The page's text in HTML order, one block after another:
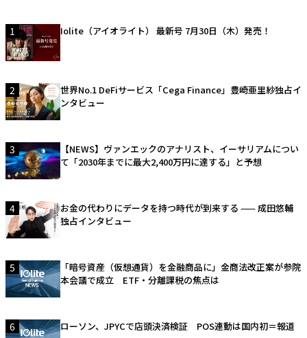
1 Iolite（アイオライト） 最新号 7月30日（木）発売！
2
世界No.1 DeFiサービス「Cega Finance」豊崎亜里紗独占イ
ンタビュー
3
【NEWS】ヴァンエックのアナリスト、イーサリアムについ
て「2030年までに最大2,400万円に達する」と予想
4
お金の代わりにデータを持つ時代が到来する —— 成田悠輔
独占インタビュー
5
「暗号資産（仮想通貨）を金融商品に」金商法改正案が参院
本会議で成立 ETF・分離課税の焦点は
6 ローソン、JPYCで店頭決済検証 POS連動は国内初＝報道